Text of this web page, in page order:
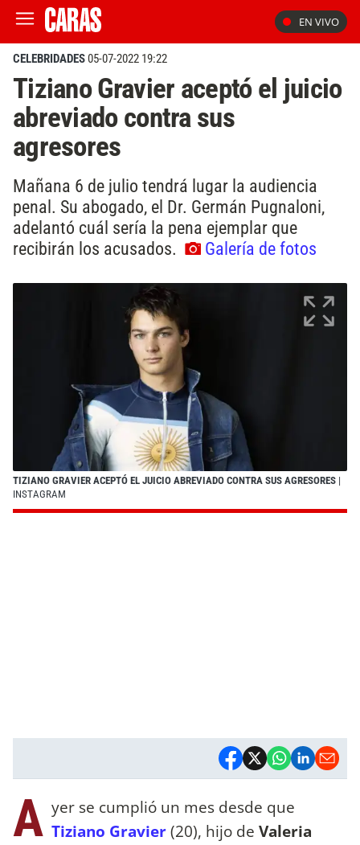
EN VIVO
CELEBRIDADES05-07-2022 19:22
Tiziano Gravier aceptó el juicio
abreviado contra sus
agresores
Mañana 6 de julio tendrá lugar la audiencia
penal. Su abogado, el Dr. Germán Pugnaloni,
adelantó cuál sería la pena ejemplar que
recibirán los acusados.
Galería de fotos
TIZIANO GRAVIER ACEPTÓ EL JUICIO ABREVIADO CONTRA SUS AGRESORES |
INSTAGRAM
A yer se cumplió un mes desde que
Tiziano Gravier(20), hijo de Valeria